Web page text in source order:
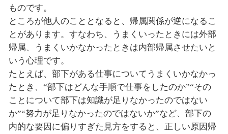
ものです。
ところが他人のこととなると、帰属関係が逆になるこ
とがあります。すなわち、うまくいったときには外部
帰属、うまくいかなかったときは内部帰属させたいと
いう心理です。
たとえば、部下がある仕事についてうまくいかなかっ
たとき、“部下はどんな手順で仕事をしたのか”“その
ことについて部下は知識が足りなかったのではない
か”“努力が足りなかったのではないか”など、部下の
内的な要因に偏りすぎた見方をすると、正しい原因帰